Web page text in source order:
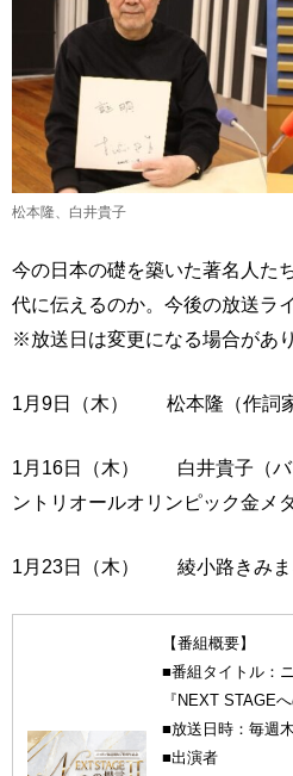
松本隆、白井貴子
今の日本の礎を築いた著名人た
代に伝えるのか。今後の放送ラ
※放送日は変更になる場合があり
1月9日（木） 松本隆（作詞家
1月16日（木） 白井貴子（バ
ントリオールオリンピック金メ
1月23日（木） 綾小路きみま
【番組概要】
■番組タイトル：
『NEXT STAGEへ
■放送日時：毎週
■出演者